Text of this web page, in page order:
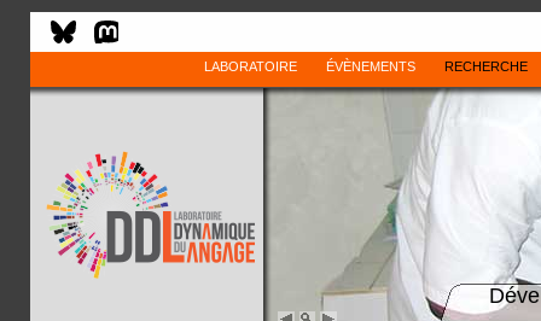
LABORATOIRE ÉVÈNEMENTS RECHERCHE